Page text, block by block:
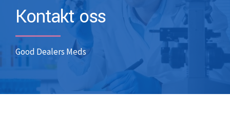
Kontakt oss
Good Dealers Meds